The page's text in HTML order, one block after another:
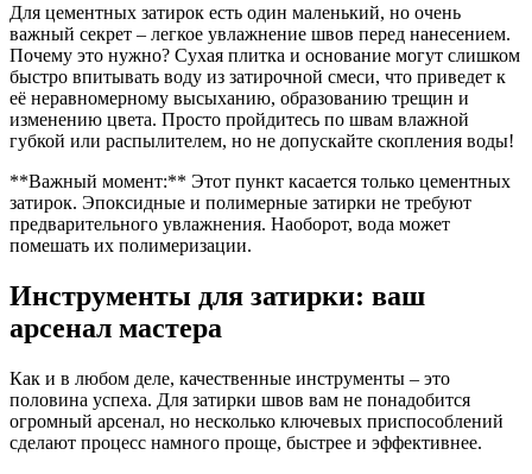
Для цементных затирок есть один маленький, но очень
важный секрет – легкое увлажнение швов перед нанесением.
Почему это нужно? Сухая плитка и основание могут слишком
быстро впитывать воду из затирочной смеси, что приведет к
её неравномерному высыханию, образованию трещин и
изменению цвета. Просто пройдитесь по швам влажной
губкой или распылителем, но не допускайте скопления воды!
**Важный момент:** Этот пункт касается только цементных
затирок. Эпоксидные и полимерные затирки не требуют
предварительного увлажнения. Наоборот, вода может
помешать их полимеризации.
Инструменты для затирки: ваш
арсенал мастера
Как и в любом деле, качественные инструменты – это
половина успеха. Для затирки швов вам не понадобится
огромный арсенал, но несколько ключевых приспособлений
сделают процесс намного проще, быстрее и эффективнее.